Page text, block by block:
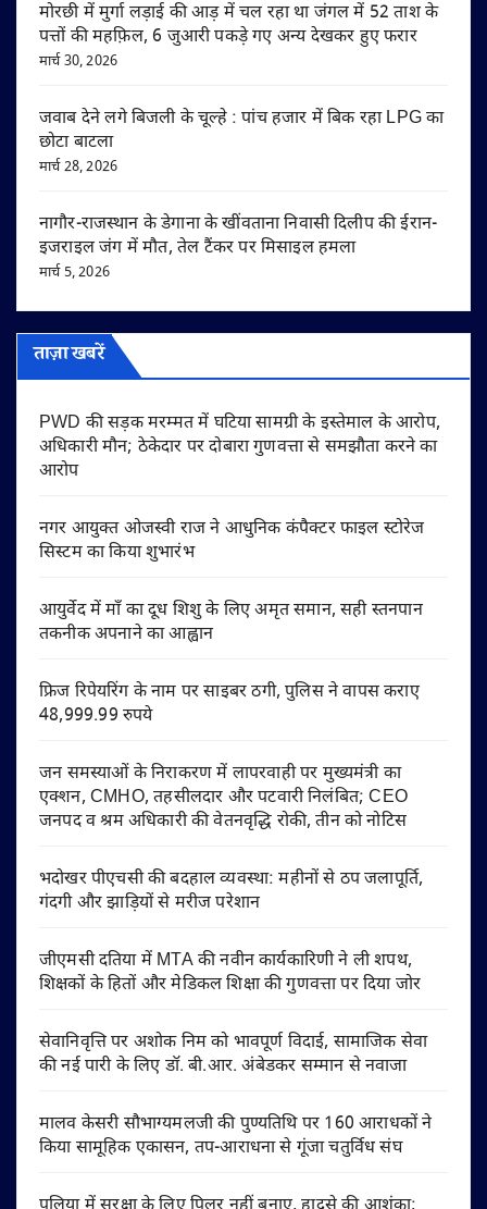
मोरछी में मुर्गा लड़ाई की आड़ में चल रहा था जंगल में 52 ताश के
पत्तों की महफ़िल, 6 जुआरी पकड़े गए अन्य देखकर हुए फरार
मार्च 30, 2026
जवाब देने लगे बिजली के चूल्हे : पांच हजार में बिक रहा LPG का
छोटा बाटला
मार्च 28, 2026
नागौर-राजस्थान के डेगाना के खींवताना निवासी दिलीप की ईरान-
इजराइल जंग में मौत, तेल टैंकर पर मिसाइल हमला
मार्च 5, 2026
ताज़ा खबरें
PWD की सड़क मरम्मत में घटिया सामग्री के इस्तेमाल के आरोप,
अधिकारी मौन; ठेकेदार पर दोबारा गुणवत्ता से समझौता करने का
आरोप
नगर आयुक्त ओजस्वी राज ने आधुनिक कंपैक्टर फाइल स्टोरेज
सिस्टम का किया शुभारंभ
आयुर्वेद में माँ का दूध शिशु के लिए अमृत समान, सही स्तनपान
तकनीक अपनाने का आह्वान
फ्रिज रिपेयरिंग के नाम पर साइबर ठगी, पुलिस ने वापस कराए
48,999.99 रुपये
जन समस्याओं के निराकरण में लापरवाही पर मुख्यमंत्री का
एक्शन, CMHO, तहसीलदार और पटवारी निलंबित; CEO
जनपद व श्रम अधिकारी की वेतनवृद्धि रोकी, तीन को नोटिस
भदोखर पीएचसी की बदहाल व्यवस्था: महीनों से ठप जलापूर्ति,
गंदगी और झाड़ियों से मरीज परेशान
जीएमसी दतिया में MTA की नवीन कार्यकारिणी ने ली शपथ,
शिक्षकों के हितों और मेडिकल शिक्षा की गुणवत्ता पर दिया जोर
सेवानिवृत्ति पर अशोक निम को भावपूर्ण विदाई, सामाजिक सेवा
की नई पारी के लिए डॉ. बी.आर. अंबेडकर सम्मान से नवाजा
मालव केसरी सौभाग्यमलजी की पुण्यतिथि पर 160 आराधकों ने
किया सामूहिक एकासन, तप-आराधना से गूंजा चतुर्विध संघ